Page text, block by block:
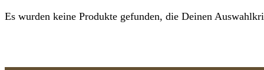
Es wurden keine Produkte gefunden, die Deinen